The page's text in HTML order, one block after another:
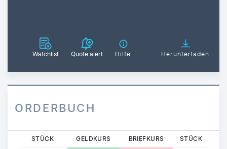
Watchlist Quote alert Hilfe Herunterladen
ORDERBUCH
STÜCK GELDKURS BRIEFKURS STÜCK